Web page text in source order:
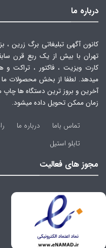
درباره ما
کانون آگهی تبلیغاتی برگ زرین
تهران با بیش از یک ربع قرن
کارت ویزیت ، فاکتور ، تراکت و
میدهد. لطفا از بخش محصولات ما
آخرین و بروز ترین دستگاه ها چاپ
زمان ممکن تحویل داده میشود.
تماس باما درباره ما
تابلو استیل
مجوز های فعالیت